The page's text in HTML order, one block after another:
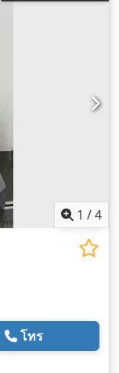
1 /4
โทร